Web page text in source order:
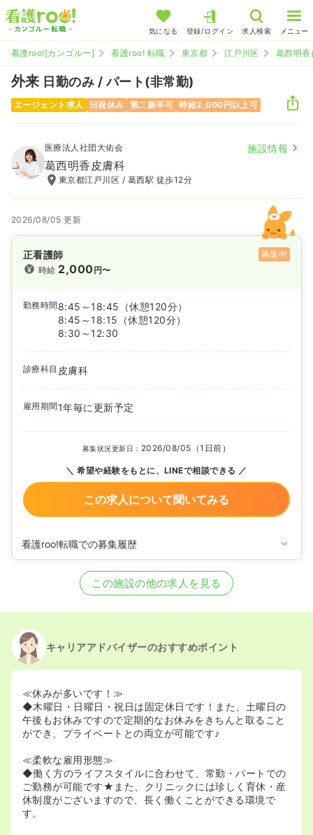
気になる 登録/ログイン 求人検索 メニュー
看護roo![カンゴルー] 看護roo! 転職 東京都 江戸川区 葛西明香
外来 日勤のみ / パート(非常勤)
エージェント求人 日祝休み 第二新卒可 時給2,000円以上可
医療法人社団大佑会 施設情報
葛西明香皮膚科
東京都江戸川区 / 葛西駅 徒歩12分
2026/08/05 更新
正看護師
募集中
時給 2,000円〜
勤務時間 8:45～18:45
（休憩120分）
8:45～18:15
（休憩120分）
8:30～12:30
診療科目 皮膚科
雇用期間 1年毎に更新予定
募集状況更新日： 2026/08/05（1日前）
希望や経験をもとに、LINEで相談できる
この求人について聞いてみる
看護roo!転職での募集履歴
この施設の他の求人を見る
キャリアアドバイザーのおすすめポイント
≪休みが多いです！≫
◆木曜日・日曜日・祝日は固定休日です！また、土曜日の
午後もお休みですので定期的なお休みをきちんと取ること
ができ、プライベートとの両立が可能です♪
≪柔軟な雇用形態≫
◆働く方のライフスタイルに合わせて、常勤・パートでの
ご勤務が可能です★また、クリニックには珍しく育休・産
休制度がございますので、長く働くことができる環境で
す。